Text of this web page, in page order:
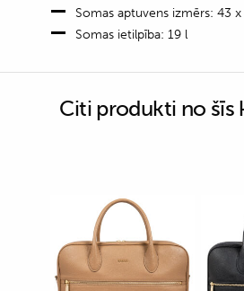
Somas aptuvens izmērs: 43
Somas ietilpība: 19 l
Citi produkti no šīs